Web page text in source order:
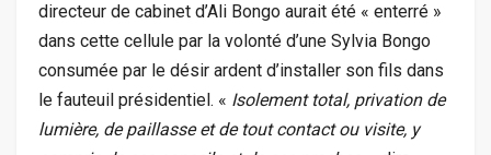
directeur de cabinet d’Ali Bongo aurait été « enterré »
dans cette cellule par la volonté d’une Sylvia Bongo
consumée par le désir ardent d’installer son fils dans
le fauteuil présidentiel. « Isolement total, privation de
lumière, de paillasse et de tout contact ou visite, y